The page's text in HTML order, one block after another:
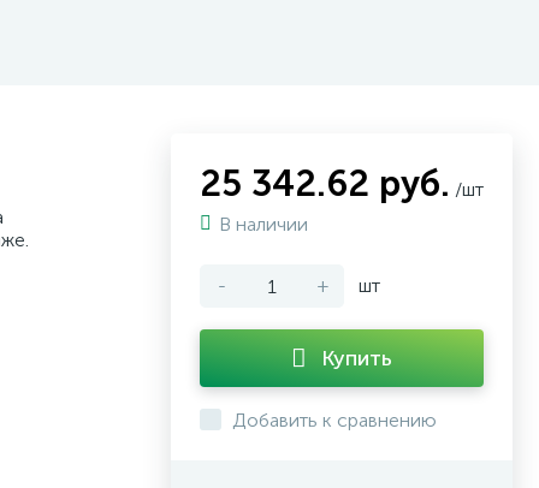
25 342.62 руб. /шт
В наличии
- + шт
Купить
Добавить к сравнению